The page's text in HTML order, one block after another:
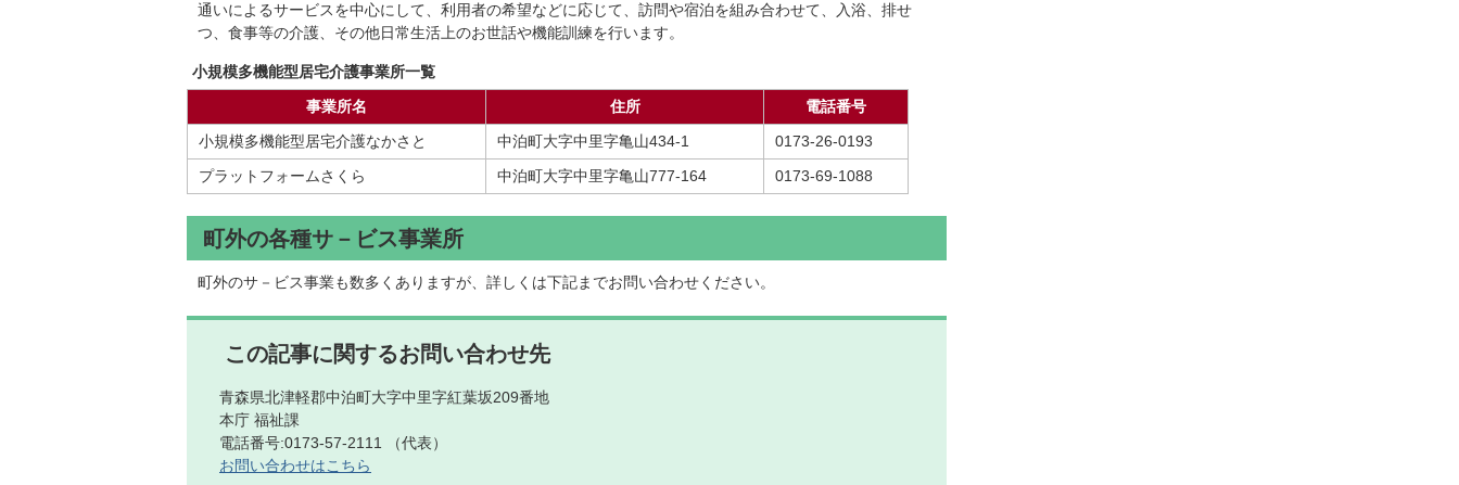
通いによるサービスを中心にして、利用者の希望などに応じて、訪問や宿泊を組み合わせて、入浴、排せ
つ、食事等の介護、その他日常生活上のお世話や機能訓練を行います。
小規模多機能型居宅介護事業所一覧
事業所名
住所
電話番号
小規模多機能型居宅介護なかさと
中泊町大字中里字亀山434-1
0173-26-0193
プラットフォームさくら
中泊町大字中里字亀山777-164 0173-69-1088
町外の各種サ－ビス事業所
町外のサ－ビス事業も数多くありますが、詳しくは下記までお問い合わせください。
この記事に関するお問い合わせ先
青森県北津軽郡中泊町大字中里字紅葉坂209番地
本庁 福祉課
電話番号:0173-57-2111 （代表）
お問い合わせはこちら